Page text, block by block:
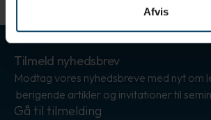
Afvis
Tilmeld nyhedsbrev
Modtag vores nyhedsbreve med nyt om
berigende artikler og invitationer til
Gå til tilmelding